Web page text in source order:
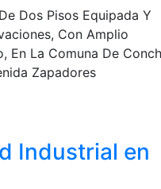
Dos Pisos Equipada Y
Con Amplio
En La Comuna De
Zapadores
Industrial en